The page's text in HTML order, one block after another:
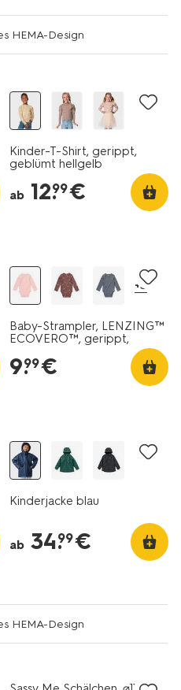
HEMA-Design
Kinder-T-Shirt, gerippt,
geblümt hellgelb
ab 12.
99€
+3
Baby-Strampler, LENZING™
ECOVERO™, gerippt,
9.
99€
Kinderjacke blau
ab 34.
99€
HEMA-Design